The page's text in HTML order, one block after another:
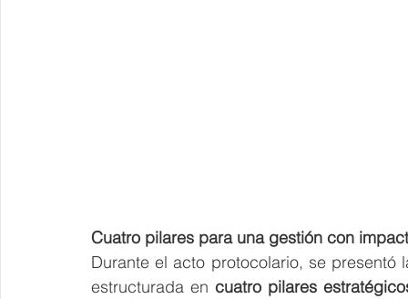
Cuatro pilares para una gestión con
Durante el acto protocolario, se
estructurada en cuatro pilares